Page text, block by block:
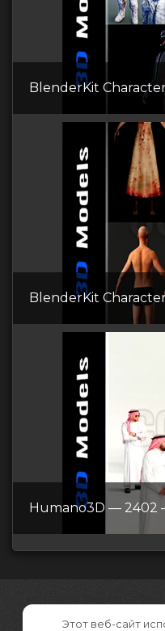
BlenderKit
BlenderKit
Humano3D — 2402
Этот веб-сайт